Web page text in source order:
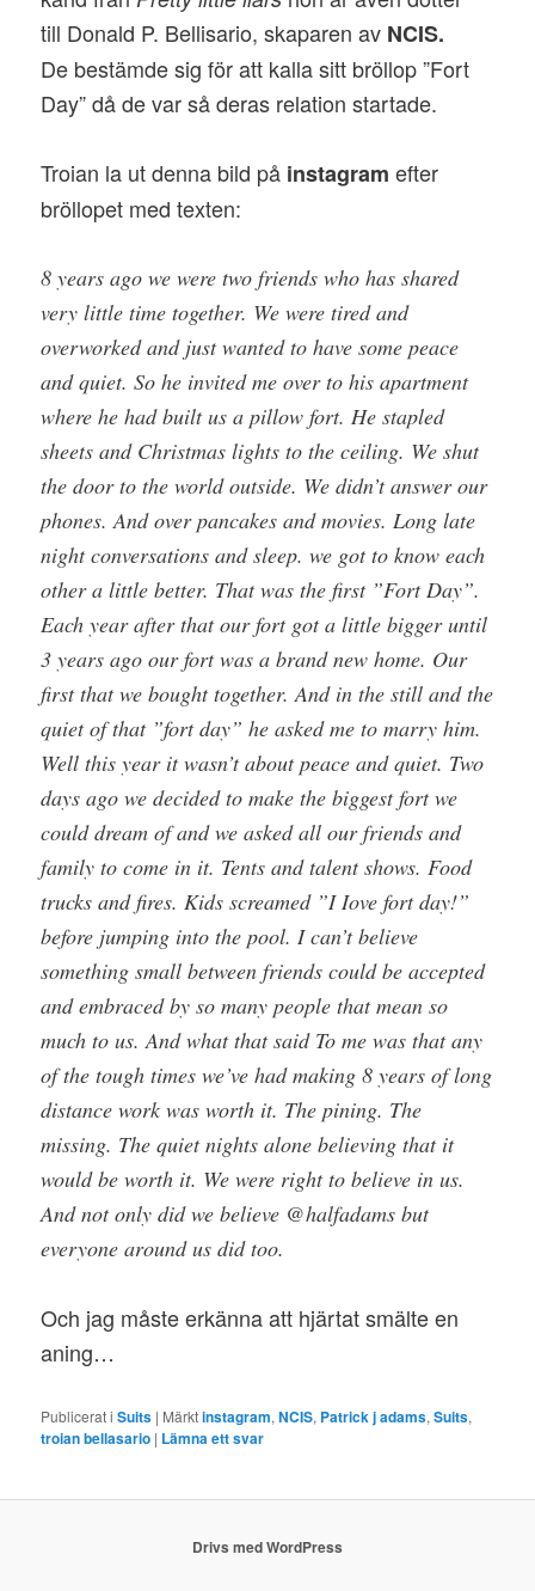
till Donald P. Bellisario, skaparen av NCIS.
De bestämde sig för att kalla sitt bröllop ”Fort
Day” då de var så deras relation startade.
Troian la ut denna bild på instagram efter
bröllopet med texten:
8 years ago we were two friends who has shared
very little time together. We were tired and
overworked and just wanted to have some peace
and quiet. So he invited me over to his apartment
where he had built us a pillow fort. He stapled
sheets and Christmas lights to the ceiling. We shut
the door to the world outside. We didn’t answer our
phones. And over pancakes and movies. Long late
night conversations and sleep. we got to know each
other a little better. That was the first ”Fort Day”.
Each year after that our fort got a little bigger until
3 years ago our fort was a brand new home. Our
first that we bought together. And in the still and the
quiet of that ”fort day” he asked me to marry him.
Well this year it wasn’t about peace and quiet. Two
days ago we decided to make the biggest fort we
could dream of and we asked all our friends and
family to come in it. Tents and talent shows. Food
trucks and fires. Kids screamed ”I Iove fort day!”
before jumping into the pool. I can’t believe
something small between friends could be accepted
and embraced by so many people that mean so
much to us. And what that said To me was that any
of the tough times we’ve had making 8 years of long
distance work was worth it. The pining. The
missing. The quiet nights alone believing that it
would be worth it. We were right to believe in us.
And not only did we believe @halfadams but
everyone around us did too.
Och jag måste erkänna att hjärtat smälte en
aning…
Publicerat i Suits | Märktinstagram,NCIS, Patrick j adams,Suits,
troian bellasario | Lämna ett svar
Drivs med WordPress